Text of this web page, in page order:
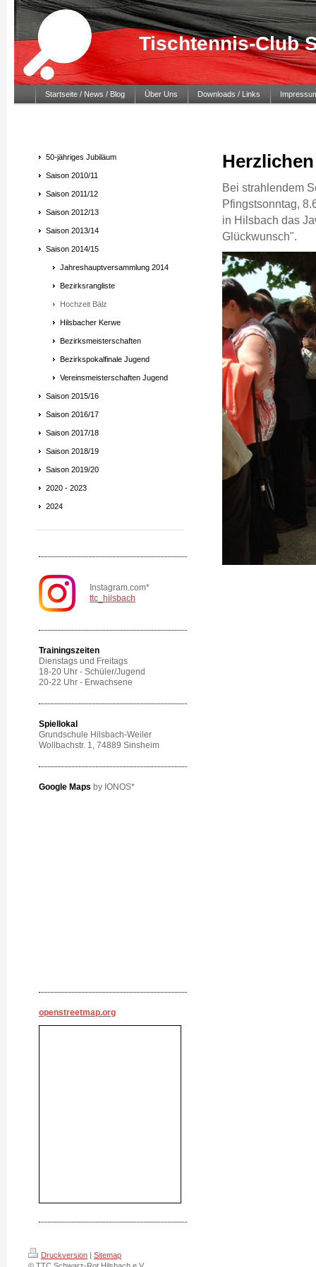
Tischtennis-Club
Startseite / News / Blog Über Uns Downloads / Links
50-jähriges Jubiläum
Saison 2010/11
Saison 2011/12
Saison 2012/13
Saison 2013/14
Saison 2014/15
Jahreshauptversammlung 2014
Bezirksrangliste
Hochzeit Bälz
Hilsbacher Kerwe
Bezirksmeisterschaften
Bezirkspokalfinale Jugend
Vereinsmeisterschaften Jugend
Saison 2015/16
Saison 2016/17
Saison 2017/18
Saison 2018/19
Saison 2019/20
2020 - 2023
2024
Instagram.com*
ttc_hilsbach
Trainingszeiten
Dienstags und Freitags
18-20 Uhr - Schüler/Jugend
20-22 Uhr - Erwachsene
Spiellokal
Grundschule Hilsbach-Weiler
Wollbachstr. 1, 74889 Sinsheim
Google Maps by IONOS*
openstreetmap.org
Bei strahlendem
Pfingstsonntag,
in Hilsbach das
Glückwunsch".
Druckversion | Sitemap